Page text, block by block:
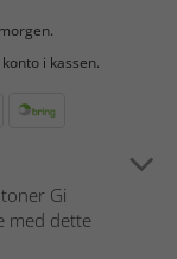
i kassen.
Gi
med dette